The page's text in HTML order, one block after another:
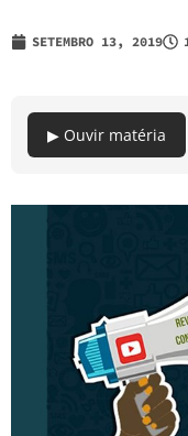
SETEMBRO 13, 2019
▶ Ouvir matéria